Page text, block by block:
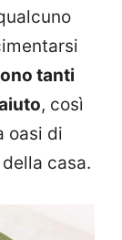
tanti
, così
oasi di
casa.